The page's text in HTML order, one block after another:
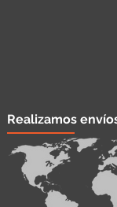
Realizamos